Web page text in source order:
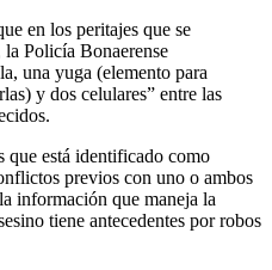
en los peritajes que se
Policía Bonaerense
una yuga (elemento para
y dos celulares” entre las
que está identificado como
previos con uno o ambos
información que maneja la
tiene antecedentes por robos